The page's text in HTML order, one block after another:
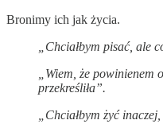
Bronimy ich jak życia.
„Chciałbym pisać, ale
„Wiem, że
przekreśliła”.
„Chciałbym żyć